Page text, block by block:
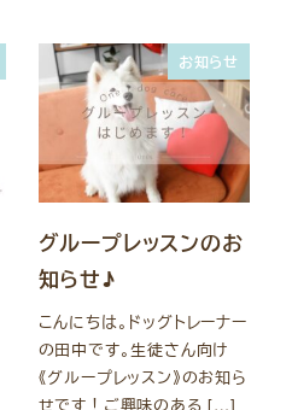
お知らせ
グループレッスンのお
知らせ♪
こんにちは。ドッグトレーナー
の田中です。生徒さん向け
《グループレッスン》のお知ら
せです！ご興味のある […]